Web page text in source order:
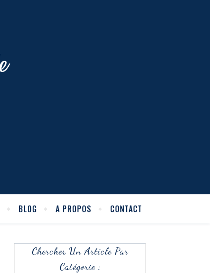
BLOG A PROPOS CONTACT
Chercher Un Article Par
Catégorie :